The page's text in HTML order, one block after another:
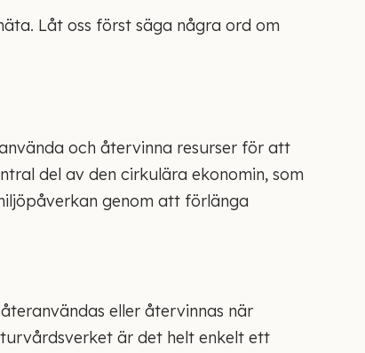
Låt oss först säga några ord om
och återvinna resurser för att
del av den cirkulära ekonomin, som
genom att förlänga
eller återvinnas när
är det helt enkelt ett